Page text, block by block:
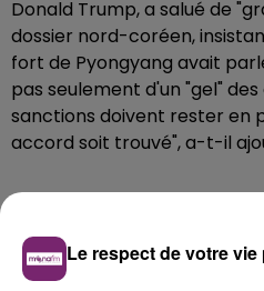
Donald Trump, a salué de
dossier nord-coréen,
fort de Pyongyang avait
pas seulement d'un "gel"
sanctions doivent rester en
accord soit trouvé", a-t-il
Le respect de votre